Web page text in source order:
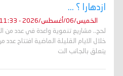
ازدهارا ؟ ...
الخميس/06/أغسطس/2026 - 11:33 م
لحج.. مشاريع تنموية واعدة في عدد من
خلال الايام القليلة الماضية افتتاح عدد
يتعلق بالجانب الت